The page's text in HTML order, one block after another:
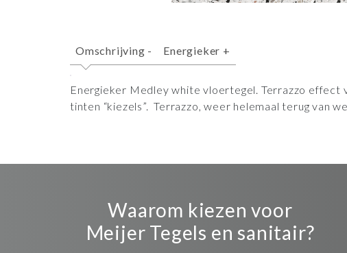
Omschrijving - Energieker +
Energieker Medley white vloertegel. Terrazzo effect
tinten “kiezels”. Terrazzo, weer helemaal terug van
Waarom kiezen voor
Meijer Tegels en sanitair?